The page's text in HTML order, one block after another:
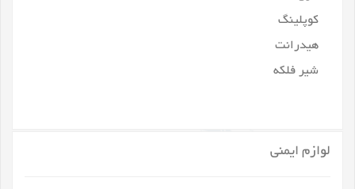
کوپلینگ
هیدرانت
شیر فلکه
لوازم ایمنی